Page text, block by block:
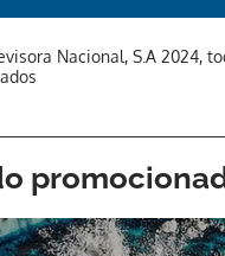
Nacional, S.A 2024,